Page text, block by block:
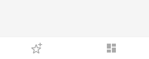
dashboard
下單